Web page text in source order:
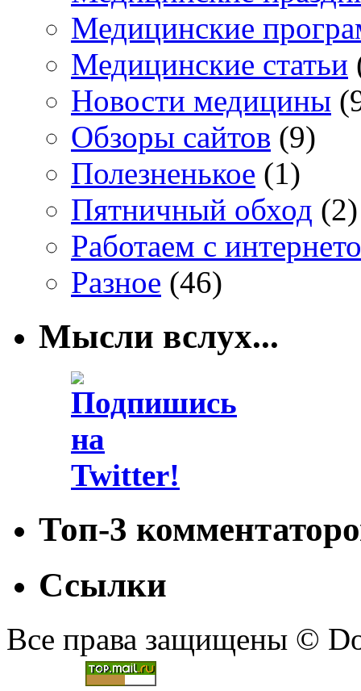
Медицинские
Медицинские статьи
Новости медицины
Обзоры сайтов (9)
Полезненькое (1)
Пятничный обход (2)
Работаем с
Разное (46)
Мысли вслух...
Топ-3
Ссылки
Все права защищены ©